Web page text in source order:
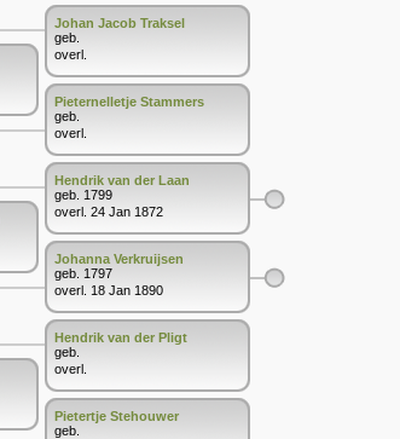
Johan Jacob Traksel
geb.
overl.
Pieternelletje Stammers
geb.
overl.
Hendrik van der Laan
geb. 1799
overl. 24 Jan 1872
Johanna Verkruijsen
geb. 1797
overl. 18 Jan 1890
Hendrik van der Pligt
geb.
overl.
Pietertje Stehouwer
geb.